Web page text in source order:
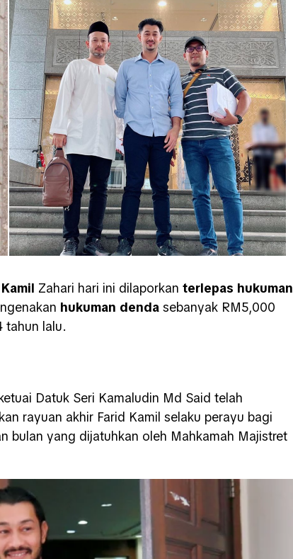
Zahari hari ini dilaporkan terlepas hukuman
hukuman denda sebanyak RM5,000
tahun lalu.
Datuk Seri Kamaludin Md Said telah
rayuan akhir Farid Kamil selaku perayu bagi
bulan yang dijatuhkan oleh Mahkamah Majistret